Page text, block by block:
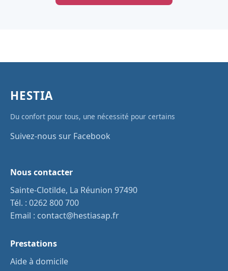
HESTIA
Du confort pour tous, une nécessité pour certains
Suivez-nous sur Facebook
Nous contacter
Sainte-Clotilde, La Réunion 97490
Tél. : 0262 800 700
Email : contact@hestiasap.fr
Prestations
Aide à domicile